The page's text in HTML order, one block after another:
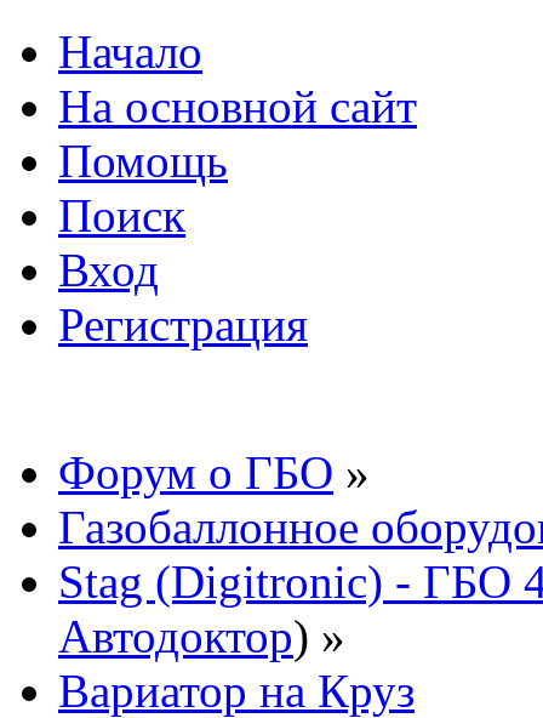
Начало
На основной сайт
Помощь
Поиск
Вход
Регистрация
Форум о ГБО »
Газобаллонное
Stag (Digitronic) - ГБО
Автодоктор) »
Вариатор на Круз